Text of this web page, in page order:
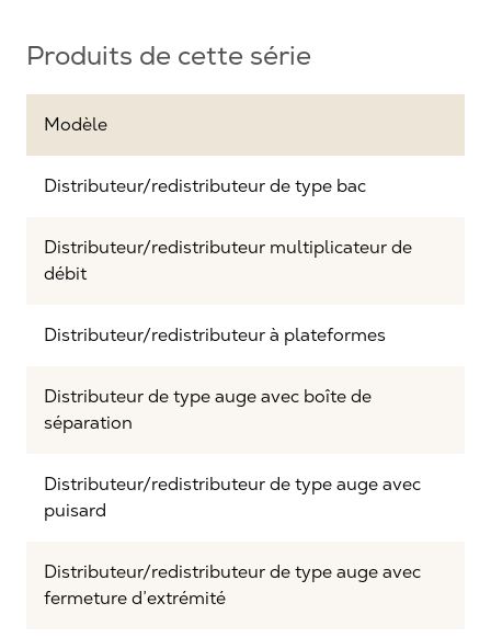
Produits de cette série
Modèle
Distributeur/redistributeur de type bac
Distributeur/redistributeur multiplicateur de
débit
Distributeur/redistributeur à plateformes
Distributeur de type auge avec boîte de
séparation
Distributeur/redistributeur de type auge avec
puisard
Distributeur/redistributeur de type auge avec
fermeture d’extrémité